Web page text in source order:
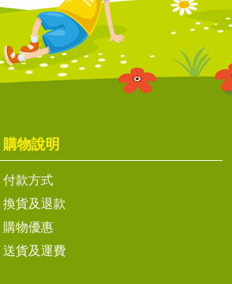
購物說明
付款方式
換貨及退款
購物優惠
送貨及運費